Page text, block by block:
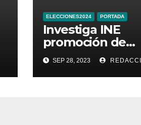
ELECCIONES2024 PORTADA
Investiga INE
promoción de
Sheinbaum en
Times Square
Nueva York
SEP 28, 2023